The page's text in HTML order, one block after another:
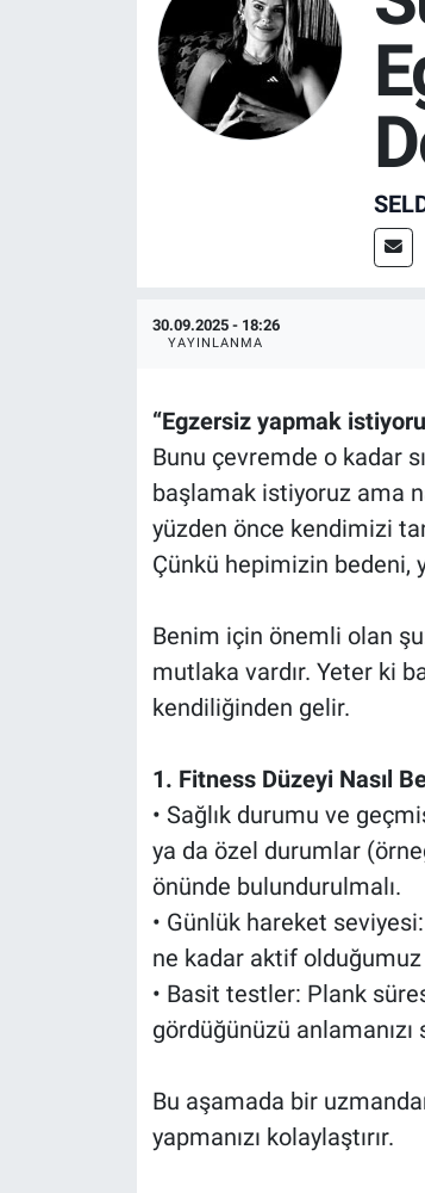
30.09.2025 - 18:26
YAYINLANMA
“Egzersiz yapmak
Bunu çevremde o kadar
başlamak istiyoruz ama
yüzden önce kendimizi
Çünkü hepimizin bedeni,
Benim için önemli olan
mutlaka vardır. Yeter ki
kendiliğinden gelir.
1. Fitness Düzeyi Nasıl
• Sağlık durumu ve
ya da özel durumlar
önünde bulundurulmalı.
• Günlük hareket
ne kadar aktif olduğumuz
• Basit testler: Plank
gördüğünüzü anlamanızı
Bu aşamada bir
yapmanızı kolaylaştırır.
RESMİ İLANLAR